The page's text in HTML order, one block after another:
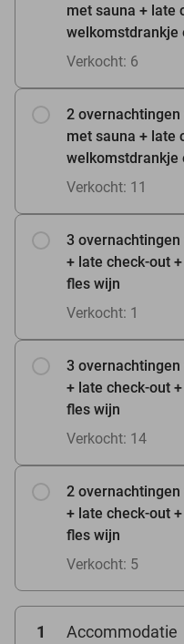
met sauna + late
welkomstdrankje
Verkocht: 6
2
met sauna + late
welkomstdrankje
Verkocht: 11
3
+ late check-out
fles wijn
Verkocht: 1
3
+ late check-out
fles wijn
Verkocht: 14
2
+ late check-out
fles wijn
Verkocht: 5
1 Accommodatie